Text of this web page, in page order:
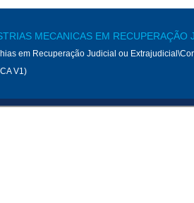
MECANICAS EM RECUPERAÇÃO
em Recuperação Judicial ou
V1)